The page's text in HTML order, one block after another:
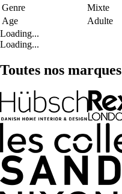
Genre
Mixte
Age
Adulte
Loading...
Loading...
Toutes nos marques